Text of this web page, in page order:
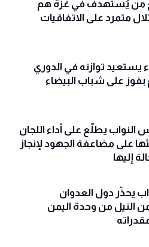
من يُستهدف في غزة هم
متمرد على الاتفاقيات
يستعيد توازنه في الدوري
بفوز على شباب البيضاء
يطلّع على أداء اللجان
على مضاعفة الجهود لإنجاز
إليها
يحذّّر دول العدوان
النيل من وحدة اليمن